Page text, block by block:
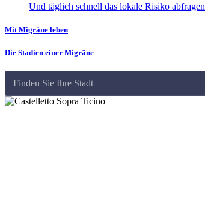
Und täglich schnell das lokale Risiko abfragen
Mit Migräne leben
Die Stadien einer Migräne
Finden Sie Ihre Stadt